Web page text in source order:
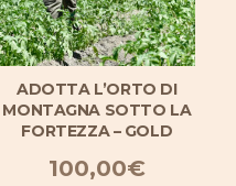
ADOTTA L’ORTO DI
MONTAGNA SOTTO LA
FORTEZZA – GOLD
100,00€